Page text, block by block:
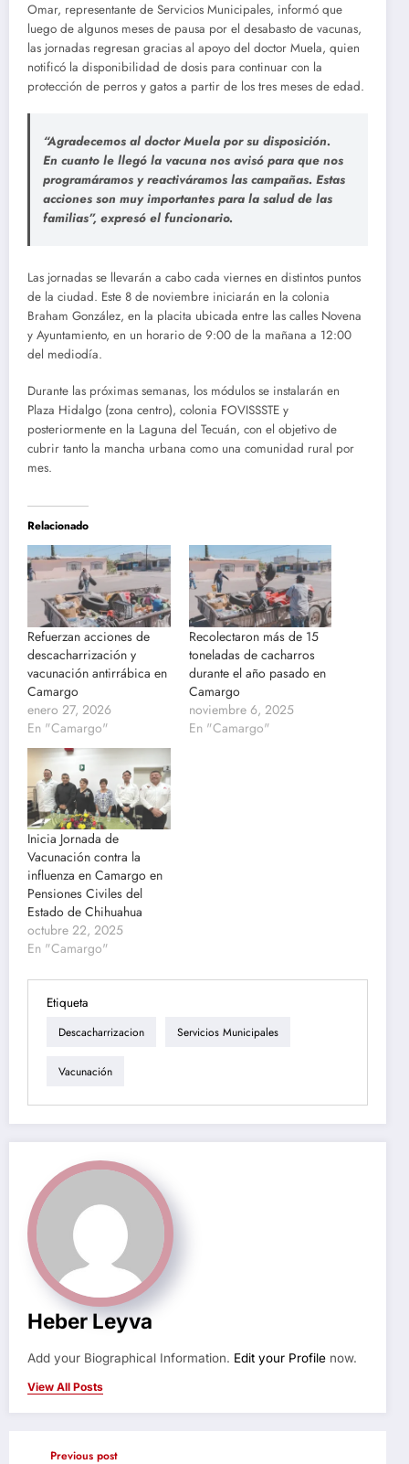
Omar, representante de Servicios Municipales, informó que
luego de algunos meses de pausa por el desabasto de vacunas,
las jornadas regresan gracias al apoyo del doctor Muela, quien
notificó la disponibilidad de dosis para continuar con la
protección de perros y gatos a partir de los tres meses de edad.
“Agradecemos al doctor Muela por su disposición.
En cuanto le llegó la vacuna nos avisó para que nos
programáramos y reactiváramos las campañas. Estas
acciones son muy importantes para la salud de las
familias”, expresó el funcionario.
Las jornadas se llevarán a cabo cada viernes en distintos puntos
de la ciudad. Este 8 de noviembre iniciarán en la colonia
Braham González, en la placita ubicada entre las calles Novena
y Ayuntamiento, en un horario de 9:00 de la mañana a 12:00
del mediodía.
Durante las próximas semanas, los módulos se instalarán en
Plaza Hidalgo (zona centro), colonia FOVISSSTE y
posteriormente en la Laguna del Tecuán, con el objetivo de
cubrir tanto la mancha urbana como una comunidad rural por
mes.
Relacionado
Refuerzan acciones de
descacharrización y
vacunación antirrábica en
Camargo
enero 27, 2026
En "Camargo"
Recolectaron más de 15
toneladas de cacharros
durante el año pasado en
Camargo
noviembre 6, 2025
En "Camargo"
Inicia Jornada de
Vacunación contra la
influenza en Camargo en
Pensiones Civiles del
Estado de Chihuahua
octubre 22, 2025
En "Camargo"
Etiqueta
Descacharrizacion Servicios Municipales
Vacunación
Heber Leyva
Add your Biographical Information. Edit your Profile now.
View All Posts
Previous post